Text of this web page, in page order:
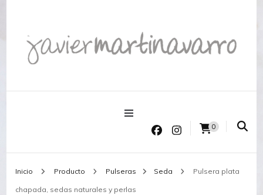
Joyería Javier Martinavarro
0
Inicio Producto Pulseras Seda Pulsera plata
chapada, sedas naturales y perlas